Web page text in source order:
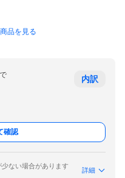
品を見る
内訳
確認
ない場合があります
詳細